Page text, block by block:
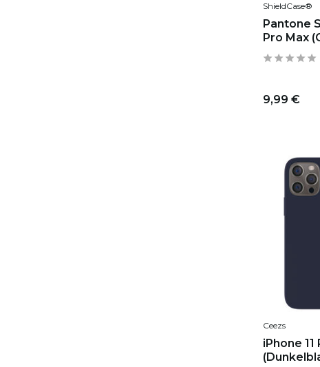
ShieldCase®
Pantone
Pro Max
9,99 €
Ceezs
iPhone